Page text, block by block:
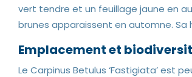
vert tendre et un feuillage jaune en
brunes apparaissent en automne.
Emplacement et
Le Carpinus Betulus ‘Fastigiata’ est